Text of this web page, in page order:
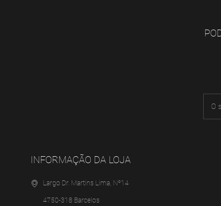
INFORMAÇÃO DA LOJA
Largo Dr. Martins Lima, Nº14
4750-318 Barcelos